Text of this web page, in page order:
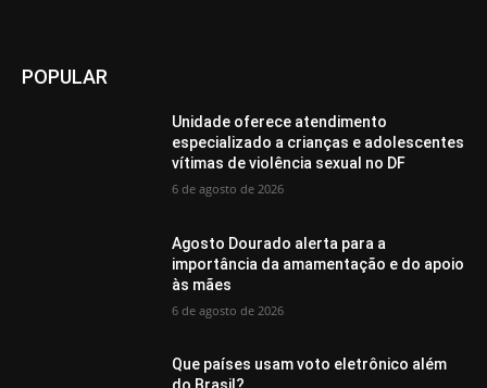
POPULAR
Unidade oferece atendimento
especializado a crianças e adolescentes
vítimas de violência sexual no DF
6 de agosto de 2026
Agosto Dourado alerta para a
importância da amamentação e do apoio
às mães
6 de agosto de 2026
Que países usam voto eletrônico além